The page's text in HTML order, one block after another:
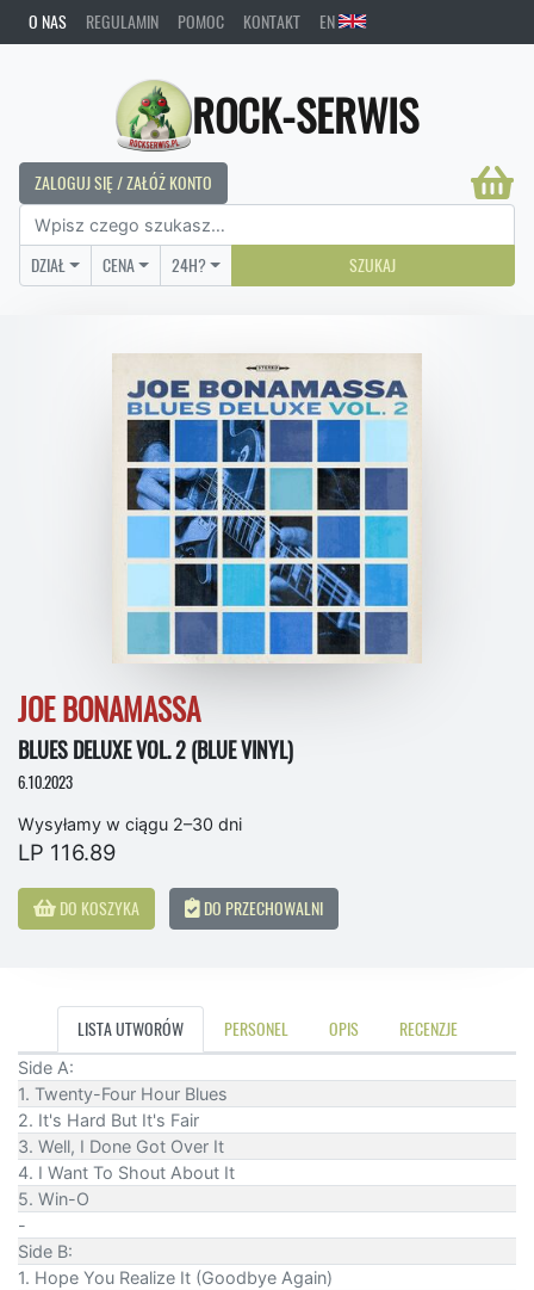
O NAS REGULAMIN POMOC KONTAKT EN
ROCK-SERWIS
ZALOGUJ SIĘ / ZAŁÓŻ KONTO
DZIAŁ CENA 24H? SZUKAJ
JOE BONAMASSA
BLUES DELUXE VOL. 2 (BLUE VINYL)
6.10.2023
Wysyłamy w ciągu 2–30 dni
LP 116.89
DO KOSZYKA DO PRZECHOWALNI
LISTA UTWORÓW PERSONEL OPIS RECENZJE
Side A:
1. Twenty-Four Hour Blues
2. It's Hard But It's Fair
3. Well, I Done Got Over It
4. I Want To Shout About It
5. Win-O
-
Side B:
1. Hope You Realize It (Goodbye Again)